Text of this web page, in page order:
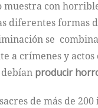
muestra con
diferentes formas
se
a crímenes y actos
producir
de más de